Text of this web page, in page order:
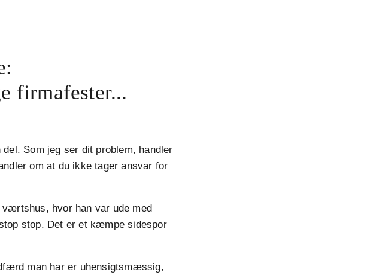
firmafester...
Som jeg ser dit problem, handler
om at du ikke tager ansvar for
hvor han var ude med
stop. Det er et kæmpe sidespor
man har er uhensigtsmæssig,